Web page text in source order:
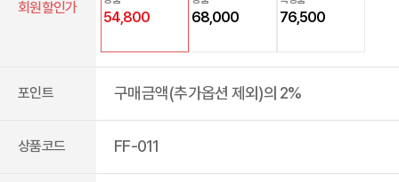
회원할인가
54,800 68,000 76,500
포인트 구매금액(추가옵션 제외)의 2%
상품코드 FF-011